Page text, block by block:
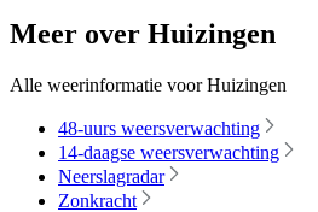
Meer over Huizingen
Alle weerinformatie voor Huizingen
48-uurs weersverwachting
14-daagse weersverwachting
Neerslagradar
Zonkracht